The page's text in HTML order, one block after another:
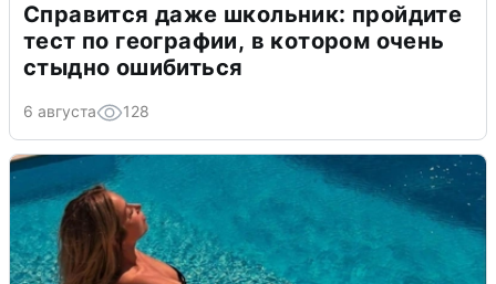
Справится даже школьник: пройдите
тест по географии, в котором очень
стыдно ошибиться
6 августа 128